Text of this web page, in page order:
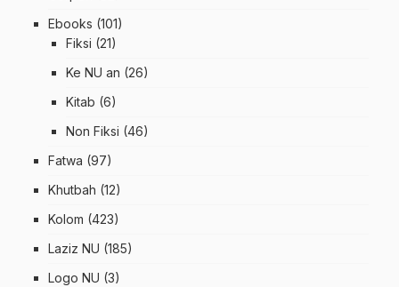
Ebooks (101)
Fiksi (21)
Ke NU an (26)
Kitab (6)
Non Fiksi (46)
Fatwa (97)
Khutbah (12)
Kolom (423)
Laziz NU (185)
Logo NU (3)